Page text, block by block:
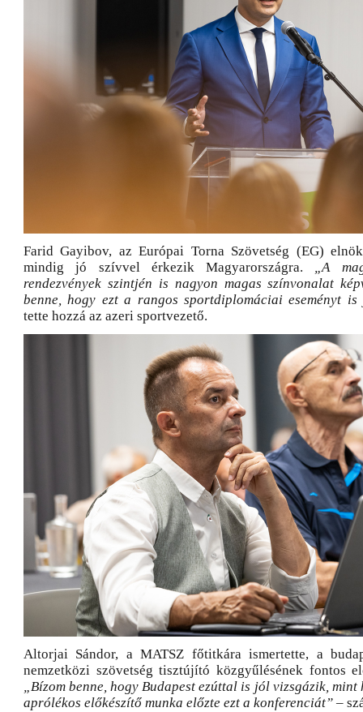
Farid Gayibov, az Európai Torna Szövetség (EG)
mindig jó szívvel érkezik Magyarországra. „A
rendezvények szintjén is nagyon magas színvonalat
benne, hogy ezt a rangos sportdiplomáciai eseményt is
tette hozzá az azeri sportvezető.
Altorjai Sándor, a MATSZ főtitkára ismertette, a
nemzetközi szövetség tisztújító közgyűlésének fontos
„Bízom benne, hogy Budapest ezúttal is jól vizsgázik, mint
aprólékos előkészítő munka előzte ezt a konferenciát” –